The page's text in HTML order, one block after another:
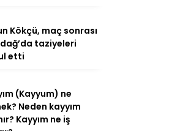
Kökçü, maç sonrası
taziyeleri
etti
(Kayyum) ne
Neden kayyım
Kayyım ne iş